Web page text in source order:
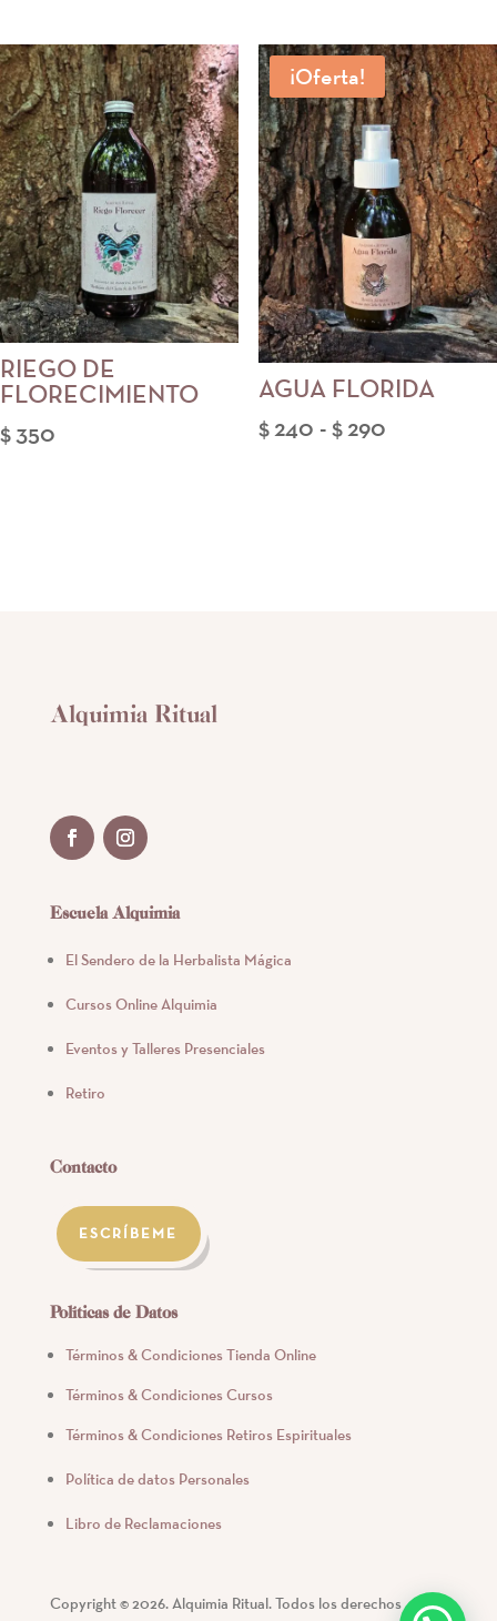
desde
$ 240
hasta
$ 290
RIEGO DE
FLORECIMIENTO
$350
¡Oferta!
AGUA FLORIDA
$240 -$290Rango
Alquimia Ritual
Escuela Alquimia
El Sendero de la Herbalista Mágica
Cursos Online Alquimia
Eventos y Talleres Presenciales
Retiro
Contacto
ESCRÍBEME
Políticas de Datos
Términos & Condiciones Tienda Online
Términos & Condiciones Cursos
Términos & Condiciones Retiros Espirituales
Política de datos Personales
Libro de Reclamaciones
Copyright © 2026. Alquimia Ritual. Todos los derechos